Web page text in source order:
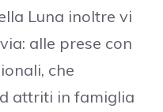
Luna inoltre vi
alle prese con
che
attriti in famiglia